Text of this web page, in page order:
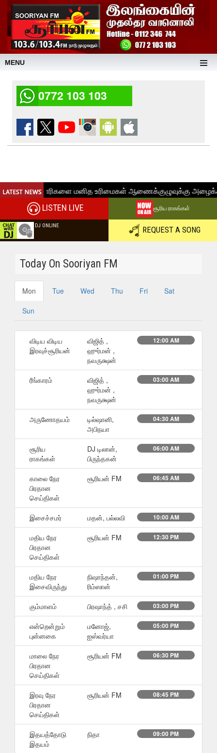
MENU
0772 103 103
LISTEN LIVE சூரிய ராகங்கள்
DJ ONLINE REQUEST A SONG
Today On Sooriyan FM
Mon Tue Wed Thu Fri Sat
Sun
விடிய விடிய
இரவுச்சூரியன்
விஜித் ,
ஹுர்மன் ,
நவருக்ஷன்
12:00 AM
ரீங்காரம்
விஜித் ,
ஹுர்மன் ,
நவருக்ஷன்
03:00 AM
அருணோதயம்
டில்ஷானி,
அபிநயா
04:30 AM
சூரிய
ராகங்கள்
DJ டிலான்,
பிருந்தகன்
06:00 AM
காலை நேர
பிரதான
செய்திகள்
சூரியன் FM 06:45 AM
இசைச்சமர் மதன், பல்லவி 10:00 AM
மதிய நேர
பிரதான
செய்திகள்
சூரியன் FM 12:30 PM
மதிய நேர
இசைவிருந்து
நிஷாந்தன்,
ரிம்ஸான்
01:00 PM
கும்மாளம் பிரஷாந்த் , சசி 03:00 PM
என்றென்றும்
புன்னகை
மனோஜ்,
ஐஸ்வர்யா
05:00 PM
மாலை நேர
பிரதான
செய்திகள்
சூரியன் FM 06:30 PM
இரவு நேர
பிரதான
செய்திகள்
சூரியன் FM 08:45 PM
இதயத்தோடு
இதயம்
நிதா 09:00 PM